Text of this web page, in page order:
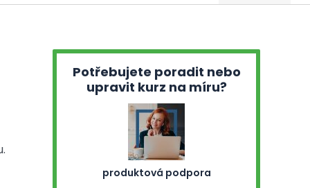
Potřebujete poradit nebo
upravit kurz na míru?
produktová podpora